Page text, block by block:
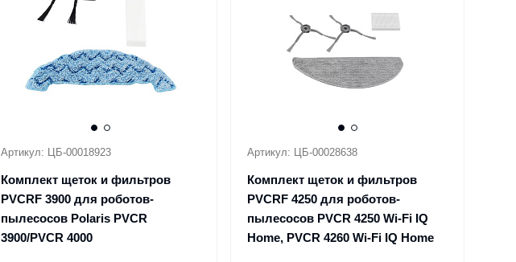
Артикул: ЦБ-00018923
Комплект щеток и фильтров
PVCRF 3900 для роботов-
пылесосов Polaris PVCR
3900/PVCR 4000
Артикул: ЦБ-00028638
Комплект щеток и фильтров
PVCRF 4250 для роботов-
пылесосов PVCR 4250 Wi-Fi IQ
Home, PVCR 4260 Wi-Fi IQ Home